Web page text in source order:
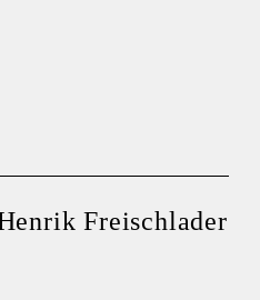
Freischlader